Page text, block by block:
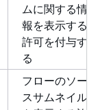
ムに関する情
報を表示する
許可を付与す
る
フローのソー
スサムネイル